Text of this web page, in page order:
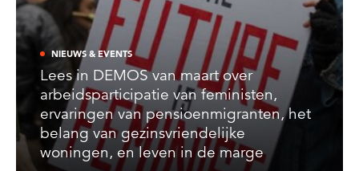
NIEUWS & EVENTS
Lees in DEMOS van maart over
arbeidsparticipatie van feministen,
ervaringen van pensioenmigranten, het
belang van gezinsvriendelijke
woningen, en leven in de marge